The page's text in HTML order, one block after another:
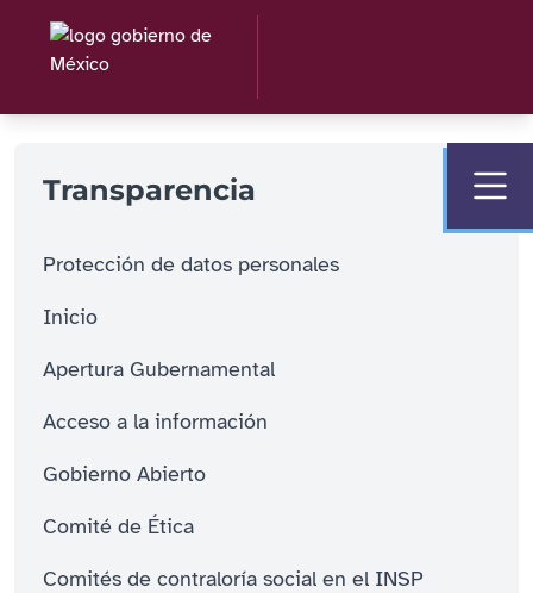
Transparencia
Protección de datos personales
Inicio
Apertura Gubernamental
Acceso a la información
Gobierno Abierto
Comité de Ética
Comités de contraloría social en el INSP